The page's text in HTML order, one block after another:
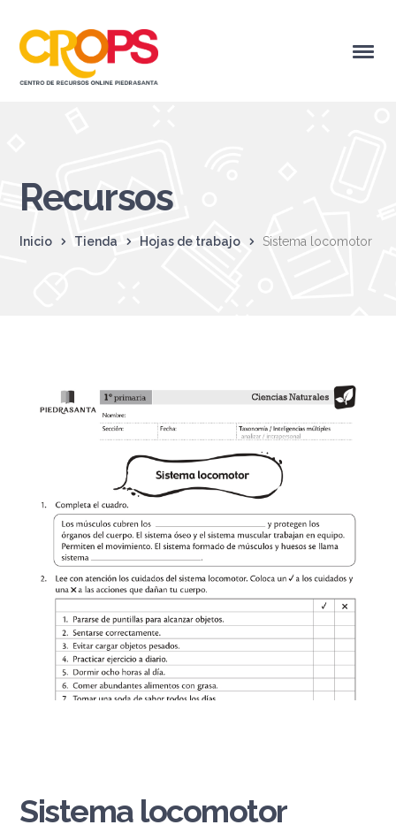
Recursos
Inicio Tienda Hojas de trabajo Sistema locomotor
Sistema locomotor